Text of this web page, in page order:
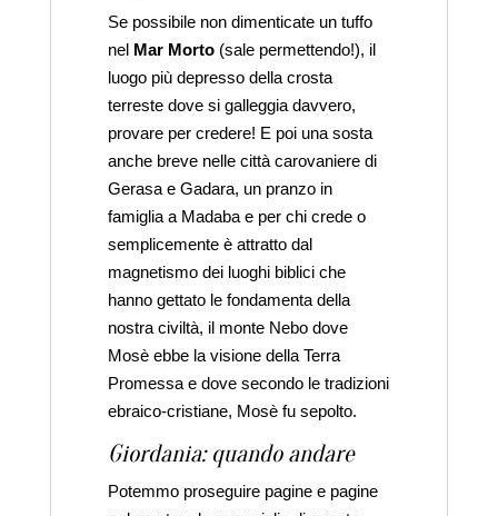
Se possibile non dimenticate un tuffo
nel Mar Morto(sale permettendo!), il
luogo più depresso della crosta
terreste dove si galleggia davvero,
provare per credere! E poi una sosta
anche breve nelle città carovaniere di
Gerasa e Gadara, un pranzo in
famiglia a Madaba e per chi crede o
semplicemente è attratto dal
magnetismo dei luoghi biblici che
hanno gettato le fondamenta della
nostra civiltà, il monte Nebo dove
Mosè ebbe la visione della Terra
Promessa e dove secondo le tradizioni
ebraico-cristiane, Mosè fu sepolto.
Giordania: quando andare
Potemmo proseguire pagine e pagine